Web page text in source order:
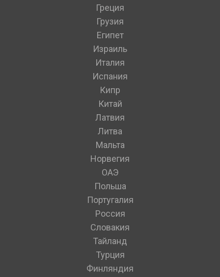
Греция
Грузия
Египет
Израиль
Италия
Испания
Кипр
Китай
Латвия
Литва
Мальта
Норвегия
ОАЭ
Польша
Португалия
Россия
Словакия
Тайланд
Турция
Финляндия